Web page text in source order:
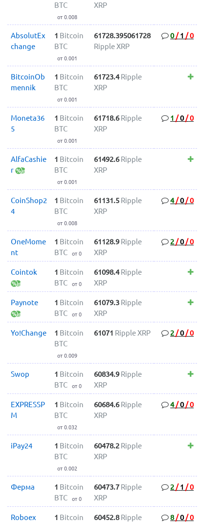
BTC
от 0.008
XRP
AbsolutEx
change
1 Bitcoin
BTC
от 0.001
61728.395061728
Ripple XRP
0/ 1 /0
BitcoinOb
mennik
1 Bitcoin
BTC
от 0.001
61723.4 Ripple
XRP
Moneta36
5
1 Bitcoin
BTC
от 0.001
61718.6 Ripple
XRP
1 /0/0
AlfaCashie
r
1 Bitcoin
BTC
от 0.001
61492.6 Ripple
XRP
CoinShop2
4
1 Bitcoin
BTC
от 0.008
61131.5 Ripple
XRP
4/0/0
OneMome
nt
1 Bitcoin
BTC
от 0
61128.9 Ripple
XRP
2 /0/0
Cointok 1 Bitcoin
BTC
от 0
61098.4 Ripple
XRP
Paynote 1 Bitcoin
BTC
от 0
61079.3 Ripple
XRP
Yo!Change 1 Bitcoin
BTC
от 0.009
61071 Ripple XRP 2 /0/0
Swop 1 Bitcoin
BTC
от 0
60834.9 Ripple
XRP
EXPRESSP
M
1 Bitcoin
BTC
от 0.032
60684.6 Ripple
XRP
4/0/0
iPay24 1 Bitcoin
BTC
от 0.002
60478.2 Ripple
XRP
Ферма 1 Bitcoin
BTC
от 0
60473.7 Ripple
XRP
2 / 1 /0
Roboex 1 Bitcoin
60452.8 Ripple
8/0/0